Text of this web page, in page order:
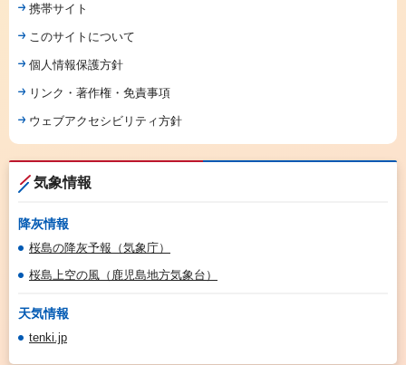
携帯サイト
このサイトについて
個人情報保護方針
リンク・著作権・免責事項
ウェブアクセシビリティ方針
気象情報
降灰情報
桜島の降灰予報（気象庁）
桜島上空の風（鹿児島地方気象台）
天気情報
tenki.jp